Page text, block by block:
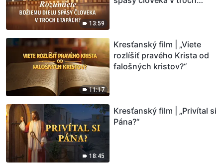
13:59
11:17
Kresťanský film | „Viete
rozlíšiť pravého Krista od
falošných kristov?“
18:45
Kresťanský film | „Privítal si
Pána?“